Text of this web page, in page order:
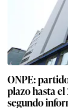
ONPE:
plazo hasta
segundo